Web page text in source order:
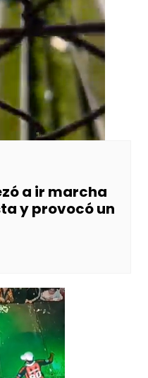
a ir marcha
y provocó un